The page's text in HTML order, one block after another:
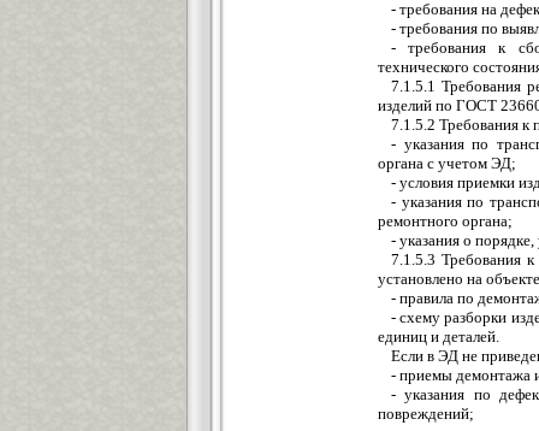
- требования на
- требования по
- требования к
технического
7.1.5.1 Требования
изделий по ГОСТ
7.1.5.2 Требования к
- указания по
органа с учетом ЭД;
- условия приемки
- указания по
ремонтного органа;
- указания о
7.1.5.3 Требования
установлено на
- правила по
- схему разборки
единиц и деталей.
Если в ЭД не
- приемы демонтажа
- указания по
повреждений;